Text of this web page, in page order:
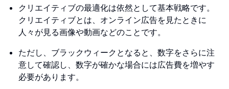
クリエイティブの最適化は依然として基本戦略です。
クリエイティブとは、オンライン広告を見たときに
人々が見る画像や動画などのことです。
ただし、ブラックウィークとなると、数字をさらに注
意して確認し、数字が確かな場合には広告費を増やす
必要があります。